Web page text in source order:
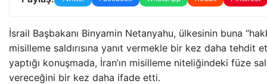
İsrail Başbakanı Binyamin Netanyahu, ülkesinin buna
misilleme saldırısına yanıt vermekle bir kez daha tehdit
yaptığı konuşmada, İran’ın misilleme niteliğindeki füze
vereceğini bir kez daha ifade etti.